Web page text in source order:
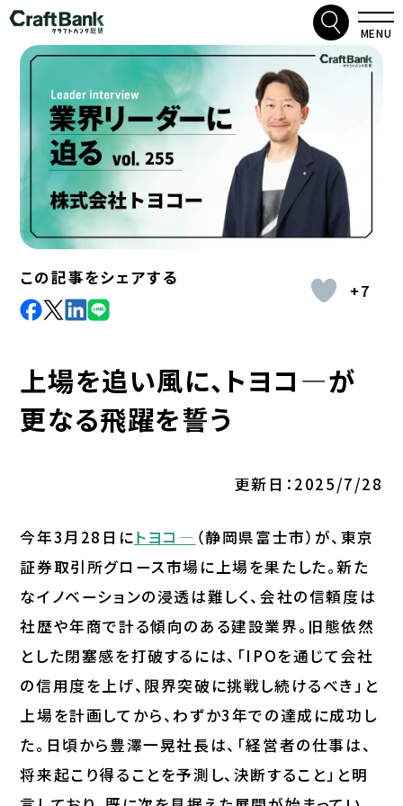
MENU
検索
この記事をシェアする
facebook
X LinkdIn
+7
上場を追い風に、トヨコ―が
更なる飛躍を誓う
更新日：2025/7/28
今年3月28日にトヨコ― （静岡県富士市）が、東京
証券取引所グロース市場に上場を果たした。新た
なイノベーションの浸透は難しく、会社の信頼度は
社歴や年商で計る傾向のある建設業界。旧態依然
とした閉塞感を打破するには、「IPOを通じて会社
の信用度を上げ、限界突破に挑戦し続けるべき」と
上場を計画してから、わずか3年での達成に成功し
た。日頃から豊澤一晃社長は、「経営者の仕事は、
将来起こり得ることを予測し、決断すること」と明